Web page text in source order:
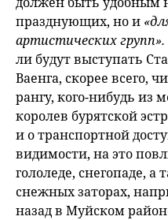
празднующих, но и
артистических групп».
ли будут выступать
Ваенга, скорее всего,
рангу, кого-нибудь из
королев бурятской
и о транспортной
видимости, на это
гололеде, снегопаде,
снежных заторах,
назад в Муйском